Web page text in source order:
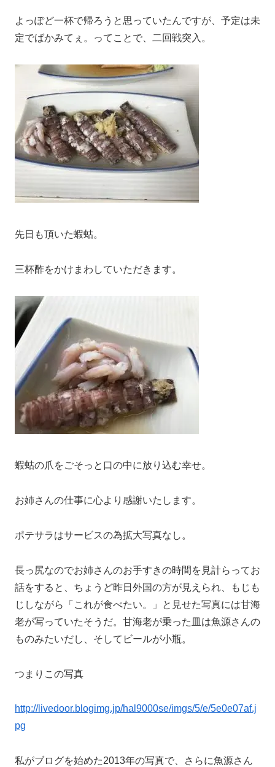
よっぽど一杯で帰ろうと思っていたんですが、予定は未
定でばかみてぇ。ってことで、二回戦突入。
先日も頂いた蝦蛄。
三杯酢をかけまわしていただきます。
蝦蛄の爪をごそっと口の中に放り込む幸せ。
お姉さんの仕事に心より感謝いたします。
ポテサラはサービスの為拡大写真なし。
長っ尻なのでお姉さんのお手すきの時間を見計らってお
話をすると、ちょうど昨日外国の方が見えられ、もじも
じしながら「これが食べたい。」と見せた写真には甘海
老が写っていたそうだ。甘海老が乗った皿は魚源さんの
ものみたいだし、そしてビールが小瓶。
つまりこの写真
http://livedoor.blogimg.jp/hal9000se/imgs/5/e/5e0e07af.j
pg
私がブログを始めた2013年の写真で、さらに魚源さん